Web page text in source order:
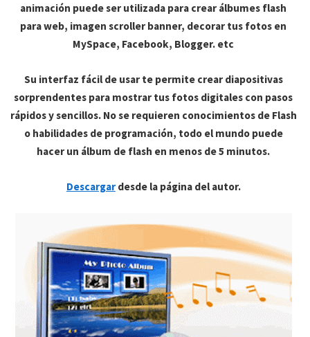
animación puede ser utilizada para crear álbumes flash
para web, imagen scroller banner, decorar tus fotos en
MySpace, Facebook, Blogger. etc
Su interfaz fácil de usar te permite crear diapositivas
sorprendentes para mostrar tus fotos digitales con pasos
rápidos y sencillos. No se requieren conocimientos de Flash
o habilidades de programación, todo el mundo puede
hacer un álbum de flash en menos de 5 minutos.
Descargardesde la página del autor.